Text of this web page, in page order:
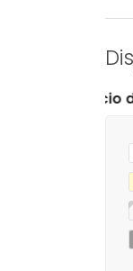
alquiler